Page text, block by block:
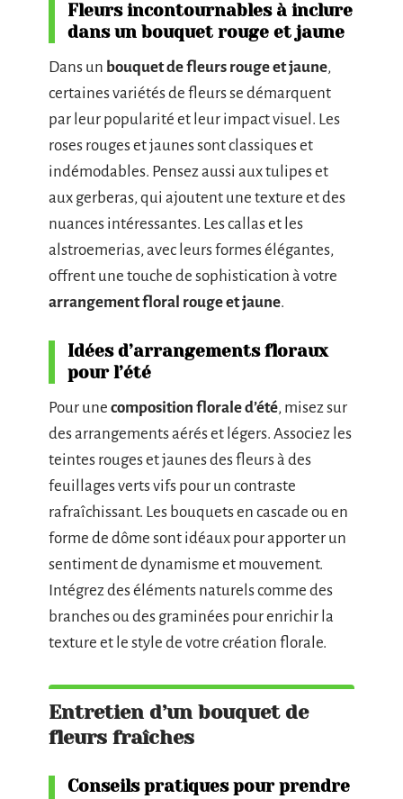
Fleurs incontournables à inclure
dans un bouquet rouge et jaune
Dans un bouquet de fleurs rouge et jaune,
certaines variétés de fleurs se démarquent
par leur popularité et leur impact visuel. Les
roses rouges et jaunes sont classiques et
indémodables. Pensez aussi aux tulipes et
aux gerberas, qui ajoutent une texture et des
nuances intéressantes. Les callas et les
alstroemerias, avec leurs formes élégantes,
offrent une touche de sophistication à votre
arrangement floral rouge et jaune.
Idées d’arrangements floraux
pour l’été
Pour une composition florale d’été, misez sur
des arrangements aérés et légers. Associez les
teintes rouges et jaunes des fleurs à des
feuillages verts vifs pour un contraste
rafraîchissant. Les bouquets en cascade ou en
forme de dôme sont idéaux pour apporter un
sentiment de dynamisme et mouvement.
Intégrez des éléments naturels comme des
branches ou des graminées pour enrichir la
texture et le style de votre création florale.
Entretien d’un bouquet de
fleurs fraîches
Conseils pratiques pour prendre